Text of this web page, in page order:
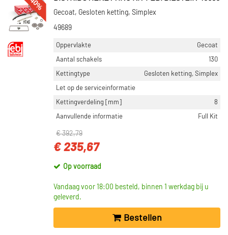
Gecoat, Gesloten ketting, Simplex
49689
Oppervlakte
Gecoat
Aantal schakels
130
Kettingtype
Gesloten ketting, Simplex
Let op de serviceinformatie
Kettingverdeling [mm]
8
Aanvullende informatie
Full Kit
€ 392,79
€ 235,67
Op voorraad
Vandaag voor 18:00 besteld, binnen 1 werkdag bij u
geleverd.
Bestellen